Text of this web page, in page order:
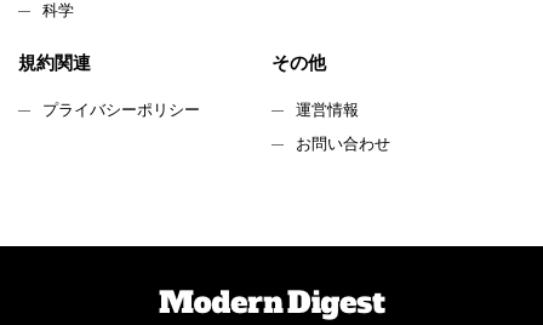
科学
規約関連
プライバシーポリシー
その他
運営情報
お問い合わせ